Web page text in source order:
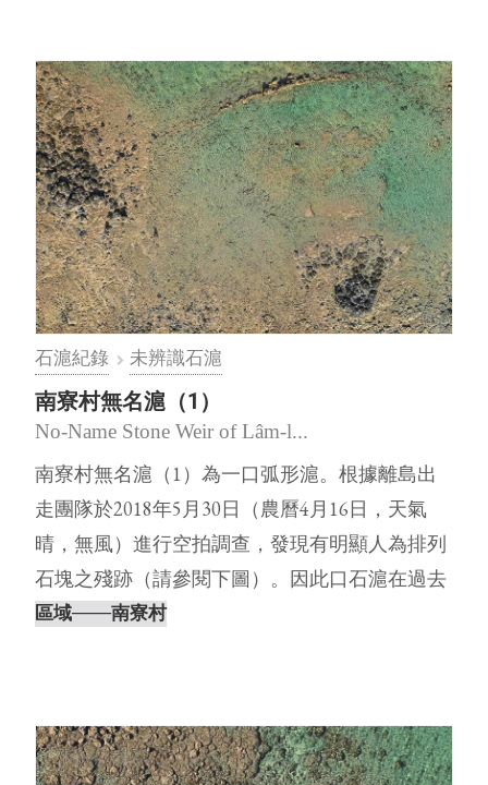
石滬紀錄 未辨識石滬
南寮村無名滬（1）
No-Name Stone Weir of Lâm-l...
南寮村無名滬（1）為一口弧形滬。根據離島出
走團隊於2018年5月30日（農曆4月16日，天氣
晴，無風）進行空拍調查，發現有明顯人為排列
石塊之殘跡（請參閱下圖）。因此口石滬在過去
澎湖石滬調查的文獻中，查⋯
區域───南寮村